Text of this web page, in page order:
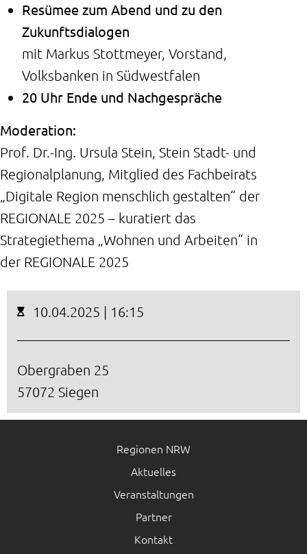
Resümee zum Abend und zu den
Zukunftsdialogen
mit Markus Stottmeyer, Vorstand,
Volksbanken in Südwestfalen
20 Uhr Ende und Nachgespräche
Moderation:
Prof. Dr.-Ing. Ursula Stein, Stein Stadt- und
Regionalplanung, Mitglied des Fachbeirats
„Digitale Region menschlich gestalten“ der
REGIONALE 2025 – kuratiert das
Strategiethema „Wohnen und Arbeiten“ in
der REGIONALE 2025
10.04.2025 | 16:15
Obergraben 25
57072 Siegen
Regionen NRW
Aktuelles
Veranstaltungen
Partner
Kontakt